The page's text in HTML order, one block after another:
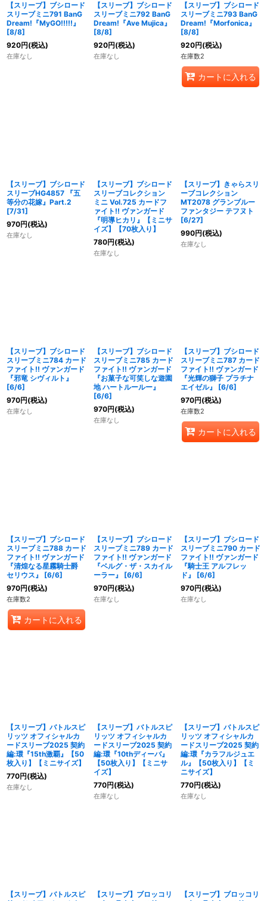
【スリーブ】ブシロード
スリーブミニ791 BanG
Dream!『MyGO!!!!!』
[8/8]
920円(税込)
在庫なし
【スリーブ】ブシロード
スリーブミニ792 BanG
Dream!『Ave Mujica』
[8/8]
920円(税込)
在庫なし
【スリーブ】ブシロード
スリーブミニ793 BanG
Dream!『Morfonica』
[8/8]
920円(税込)
在庫数2
カートに入れる
【スリーブ】ブシロード
スリーブHG4857 『五
等分の花嫁』Part.2
[7/31]
970円(税込)
在庫なし
【スリーブ】ブシロード
スリーブコレクション
ミニ Vol.725 カードフ
ァイト!! ヴァンガード
『明導ヒカリ』【ミニサ
イズ】【70枚入り】
780円(税込)
在庫なし
【スリーブ】きゃらスリ
ーブコレクション
MT2078 グランブルー
ファンタジー テフヌト
[6/27]
990円(税込)
在庫なし
【スリーブ】ブシロード
スリーブミニ784 カード
ファイト!! ヴァンガード
『邪竜 シヴィルト』
[6/6]
970円(税込)
在庫なし
【スリーブ】ブシロード
スリーブミニ785 カード
ファイト!! ヴァンガード
『お菓子な可笑しな遊園
地 ハートルールー』
[6/6]
970円(税込)
在庫なし
【スリーブ】ブシロード
スリーブミニ787 カード
ファイト!! ヴァンガード
『光輝の獅子 プラチナ
エイゼル』 [6/6]
970円(税込)
在庫数2
カートに入れる
【スリーブ】ブシロード
スリーブミニ788 カード
ファイト!! ヴァンガード
『清煌なる星霧騎士爵
セリウス』 [6/6]
970円(税込)
在庫数2
カートに入れる
【スリーブ】ブシロード
スリーブミニ789 カード
ファイト!! ヴァンガード
『ベルグ・ザ・スカイル
ーラー』 [6/6]
970円(税込)
在庫なし
【スリーブ】ブシロード
スリーブミニ790 カード
ファイト!! ヴァンガード
『騎士王 アルフレッ
ド』 [6/6]
970円(税込)
在庫なし
【スリーブ】バトルスピ
リッツ オフィシャルカ
ードスリーブ2025 契約
編:環『15th激覇』【50
枚入り】【ミニサイズ】
770円(税込)
在庫なし
【スリーブ】バトルスピ
リッツ オフィシャルカ
ードスリーブ2025 契約
編:環『10thディーバ』
【50枚入り】【ミニサ
イズ】
770円(税込)
在庫なし
【スリーブ】バトルスピ
リッツ オフィシャルカ
ードスリーブ2025 契約
編:環『カラフルジュエ
ル』【50枚入り】【ミ
ニサイズ】
770円(税込)
在庫なし
【スリーブ】バトルスピ
【スリーブ】ブロッコリ
【スリーブ】ブロッコリ